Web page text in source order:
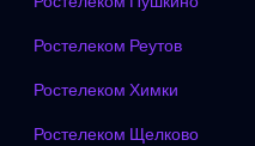
Ростелеком Реутов
Ростелеком Химки
Ростелеком Щелково